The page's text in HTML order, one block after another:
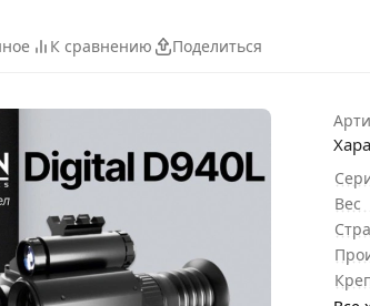
К сравнению Поделиться
Вес